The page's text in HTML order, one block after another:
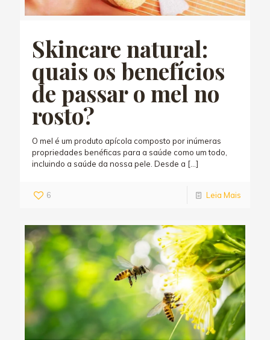
Skincare natural:
quais os benefícios
de passar o mel no
rosto?
O mel é um produto apícola composto por inúmeras
propriedades benéficas para a saúde como um todo,
incluindo a saúde da nossa pele. Desde a […]
6 Leia Mais